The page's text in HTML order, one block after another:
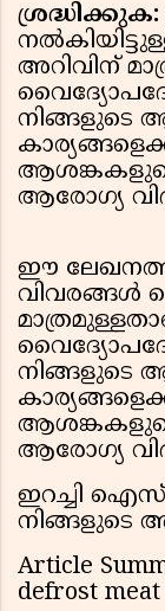
ശ്രദ്ധിക്കുക:
അറിവിന്
നിങ്ങളുടെ
ആരോഗ്യ
ഈ
വിവരങ്ങൾ
നിങ്ങളുടെ
ആരോഗ്യ
ഇറച്ചി ഐസ്
നിങ്ങളുടെ
Article
defrost